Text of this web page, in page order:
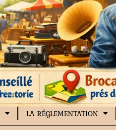
LA RÉGLEMENTATION